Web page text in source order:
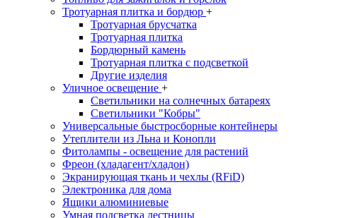
Тротуарная плитка и бордюр +
Тротуарная брусчатка
Тротуарная плитка
Бордюрный камень
Тротуарная плитка с подсветкой
Другие изделия
Уличное освещение +
Светильники на солнечных батареях
Светильники "Кобры"
Универсальные быстросборные контейнеры
Утеплители из Льна и Конопли
Фитолампы - освещение для растений
Фреон (хладагент/хладон)
Экранирующая ткань и чехлы (RFiD)
Электроника для дома
Ящики алюминиевые
Умная подсветка лестницы